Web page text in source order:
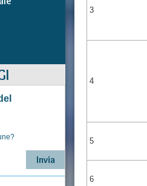
3
4
5
6